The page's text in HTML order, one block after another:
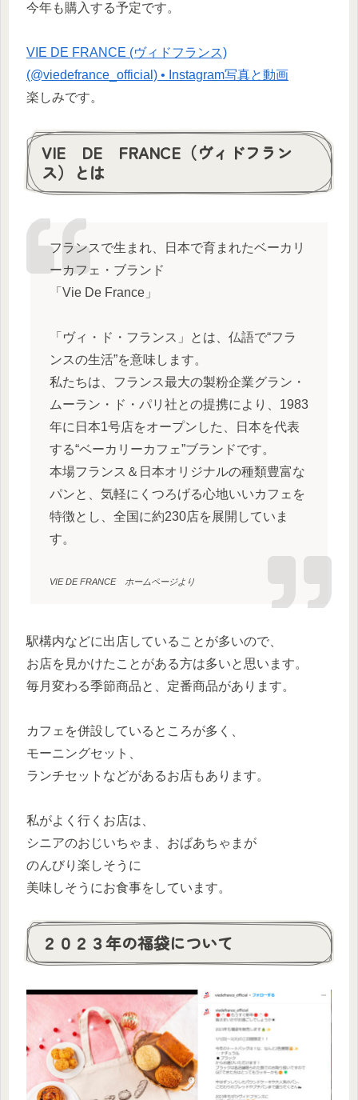
今年も購入する予定です。
VIE DE FRANCE (ヴィドフランス)
(@viedefrance_official) • Instagram写真と動画
楽しみです。
VIE DE FRANCE（ヴィドフラン
ス）とは
フランスで生まれ、日本で育まれたベーカリ
ーカフェ・ブランド
「Vie De France」
「ヴィ・ド・フランス」とは、仏語で“フラ
ンスの生活”を意味します。
私たちは、フランス最大の製粉企業グラン・
ムーラン・ド・パリ社との提携により、1983
年に日本1号店をオープンした、日本を代表
する“ベーカリーカフェ”ブランドです。
本場フランス＆日本オリジナルの種類豊富な
パンと、気軽にくつろげる心地いいカフェを
特徴とし、全国に約230店を展開していま
す。
VIE DE FRANCE ホームページより
駅構内などに出店していることが多いので、
お店を見かけたことがある方は多いと思います。
毎月変わる季節商品と、定番商品があります。
カフェを併設しているところが多く、
モーニングセット、
ランチセットなどがあるお店もあります。
私がよく行くお店は、
シニアのおじいちゃま、おばあちゃまが
のんびり楽しそうに
美味しそうにお食事をしています。
２０２３年の福袋について